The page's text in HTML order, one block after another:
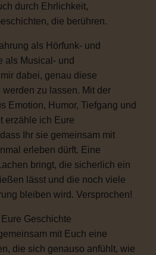
durch Ehrlichkeit,
die berühren.
als Hörfunk- und
als Musical- und
dabei, genau diese
zu lassen. Mit der
Emotion, Humor, Tiefgang und
erzähle ich Eure
Ihr sie gemeinsam mit
erleben dürft. Eine
bringt, die sicherlich ein
lässt und die noch viele
bleiben wird. Versprochen!
Geschichte
mit Euch eine
die sich genauso anfühlt, wie